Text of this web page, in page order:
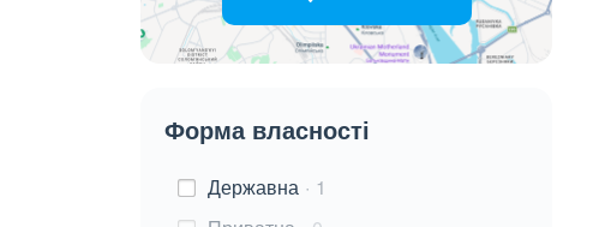
Форма власності
Державна
1